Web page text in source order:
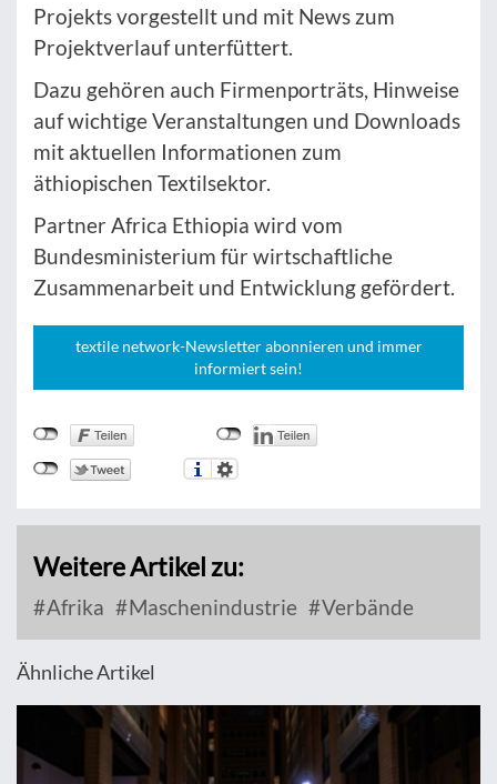
Projekts vorgestellt und mit News zum
Projektverlauf unterfüttert.
Dazu gehören auch Firmenporträts, Hinweise
auf wichtige Veranstaltungen und Downloads
mit aktuellen Informationen zum
äthiopischen Textilsektor.
Partner Africa Ethiopia wird vom
Bundesministerium für wirtschaftliche
Zusammenarbeit und Entwicklung gefördert.
textile network-Newsletter abonnieren und immer
informiert sein!
Weitere Artikel zu:
Afrika Maschenindustrie Verbände
Ähnliche Artikel